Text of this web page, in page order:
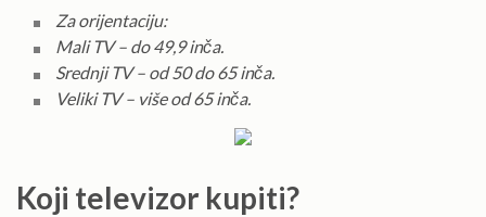
Za orijentaciju:
Mali TV – do 49,9 inča.
Srednji TV – od 50 do 65 inča.
Veliki TV – više od 65 inča.
Koji televizor kupiti?